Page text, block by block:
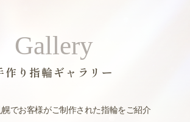
Gallery
作り指輪ギャラリー
幌でお客様がご制作された指輪をご紹介